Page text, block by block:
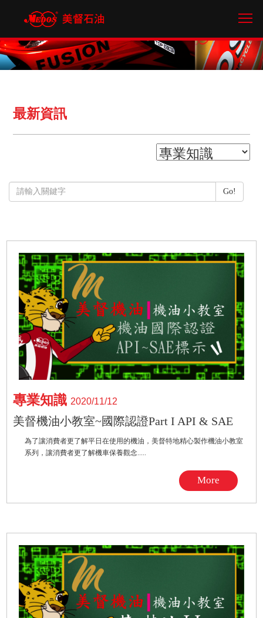
最新資訊
Go!
專業知識2020/11/12
美督機油小教室~國際認證Part I API & SAE
為了讓消費者更了解平日在使用的機油，美督特地精心製作機油小教室
系列，讓消費者更了解機車保養觀念.....
More